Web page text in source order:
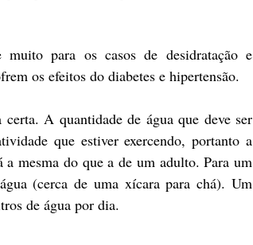
para os casos de desidratação e
os efeitos do diabetes e hipertensão.
A quantidade de água que deve ser
que estiver exercendo, portanto a
mesma do que a de um adulto. Para um
(cerca de uma xícara para chá). Um
de água por dia.